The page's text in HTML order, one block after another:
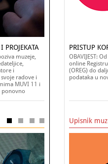
muzeje,
i
radove i
MUVI 11 i
ponovno
PRISTUP
OBAVIJEST:
online
(OREG) do
podataka u
Upisnik